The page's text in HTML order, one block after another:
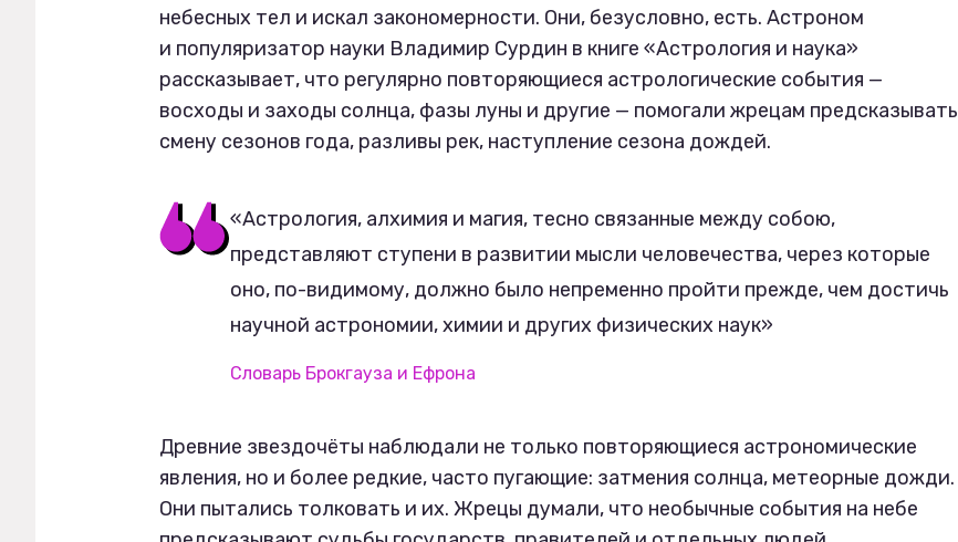
небесных тел и искал закономерности. Они, безусловно, есть. Астроном
и популяризатор науки Владимир Сурдин в книге «Астрология и наука»
рассказывает, что регулярно повторяющиеся астрологические события —
восходы и заходы солнца, фазы луны и другие — помогали жрецам предсказывать
смену сезонов года, разливы рек, наступление сезона дождей.
«Астрология, алхимия и магия, тесно связанные между собою,
представляют ступени в развитии мысли человечества, через которые
оно, по-видимому, должно было непременно пройти прежде, чем достичь
научной астрономии, химии и других физических наук»
Словарь Брокгауза и Ефрона
Древние звездочёты наблюдали не только повторяющиеся астрономические
явления, но и более редкие, часто пугающие: затмения солнца, метеорные дожди.
Они пытались толковать и их. Жрецы думали, что необычные события на небе